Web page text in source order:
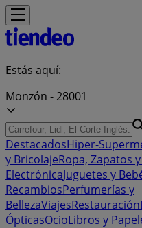
Estás aquí:
Monzón - 28001
DestacadosHiper-
y BricolajeRopa, Zapatos
ElectrónicaJuguetes y
RecambiosPerfumerías y
BellezaViajesRestauración
ÓpticasOcioLibros y